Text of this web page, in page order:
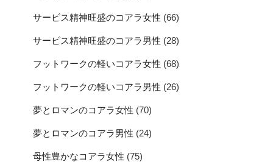
サービス精神旺盛のコアラ女性 (66)
サービス精神旺盛のコアラ男性 (28)
フットワークの軽いコアラ女性 (68)
フットワークの軽いコアラ男性 (26)
夢とロマンのコアラ女性 (70)
夢とロマンのコアラ男性 (24)
母性豊かなコアラ女性 (75)